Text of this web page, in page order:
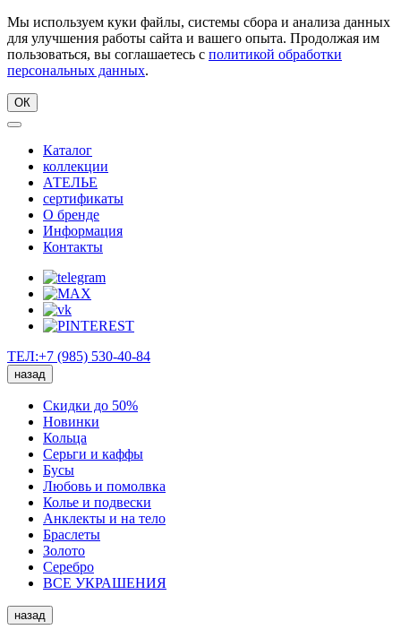
Мы используем куки файлы, системы сбора и анализа данных
для улучшения работы сайта и вашего опыта. Продолжая им
пользоваться, вы соглашаетесь с политикой обработки
персональных данных.
ОК
Каталог
коллекции
АТЕЛЬЕ
сертификаты
О бренде
Информация
Контакты
ТЕЛ:+7 (985) 530-40-84
назад
Скидки до 50%
Новинки
Кольца
Серьги и каффы
Бусы
Любовь и помолвка
Колье и подвески
Анклекты и на тело
Браслеты
Золото
Серебро
ВСЕ УКРАШЕНИЯ
назад